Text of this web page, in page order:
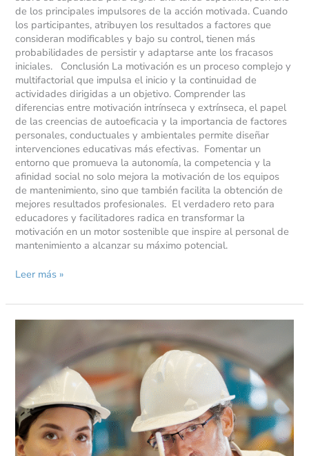
de los principales impulsores de la acción motivada. Cuando
los participantes, atribuyen los resultados a factores que
consideran modificables y bajo su control, tienen más
probabilidades de persistir y adaptarse ante los fracasos
iniciales. Conclusión La motivación es un proceso complejo y
multifactorial que impulsa el inicio y la continuidad de
actividades dirigidas a un objetivo. Comprender las
diferencias entre motivación intrínseca y extrínseca, el papel
de las creencias de autoeficacia y la importancia de factores
personales, conductuales y ambientales permite diseñar
intervenciones educativas más efectivas. Fomentar un
entorno que promueva la autonomía, la competencia y la
afinidad social no solo mejora la motivación de los equipos
de mantenimiento, sino que también facilita la obtención de
mejores resultados profesionales. El verdadero reto para
educadores y facilitadores radica en transformar la
motivación en un motor sostenible que inspire al personal de
mantenimiento a alcanzar su máximo potencial.
Leer más »
Mujeres
la
industria